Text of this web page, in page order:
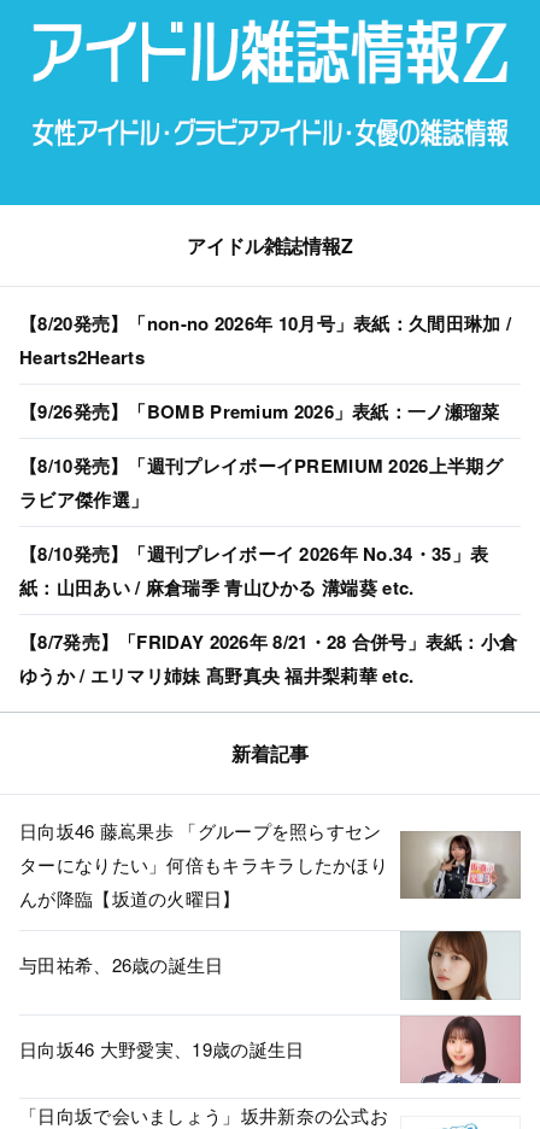
アイドル雑誌情報Z
【8/20発売】「non-no 2026年 10月号」表紙：久間田琳加 /
Hearts2Hearts
【9/26発売】「BOMB Premium 2026」表紙：一ノ瀬瑠菜
【8/10発売】「週刊プレイボーイPREMIUM 2026上半期グ
ラビア傑作選」
【8/10発売】「週刊プレイボーイ 2026年 No.34・35」表
紙：山田あい / 麻倉瑞季 青山ひかる 溝端葵 etc.
【8/7発売】「FRIDAY 2026年 8/21・28 合併号」表紙：小倉
ゆうか / エリマリ姉妹 髙野真央 福井梨莉華 etc.
新着記事
日向坂46 藤嶌果歩 「グループを照らすセン
ターになりたい」何倍もキラキラしたかほり
んが降臨【坂道の火曜日】
与田祐希、26歳の誕生日
日向坂46 大野愛実、19歳の誕生日
「日向坂で会いましょう」坂井新奈の公式お